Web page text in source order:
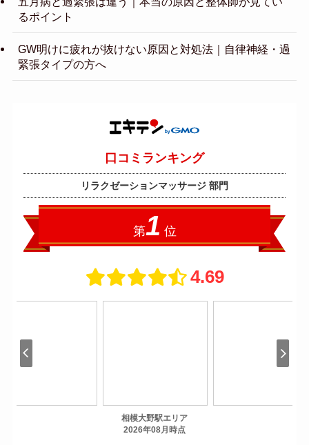
るポイント
GW明けに疲れが抜けない原因と対処法｜自律神経・過
緊張タイプの方へ